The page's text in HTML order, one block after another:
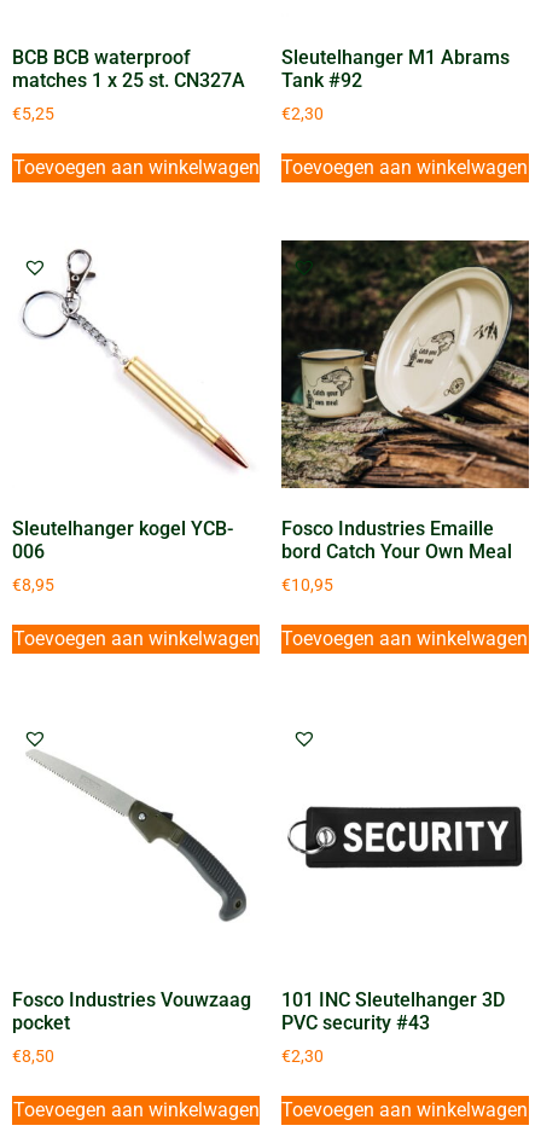
BCB BCB waterproof
matches 1 x 25 st. CN327A
€5,25
Toevoegen aan winkelwagen
Sleutelhanger M1 Abrams
Tank #92
€2,30
Toevoegen aan winkelwagen
Sleutelhanger kogel YCB-
006
€8,95
Toevoegen aan winkelwagen
Fosco Industries Emaille
bord Catch Your Own Meal
€10,95
Toevoegen aan winkelwagen
Fosco Industries Vouwzaag
pocket
€8,50
Toevoegen aan winkelwagen
101 INC Sleutelhanger 3D
PVC security #43
€2,30
Toevoegen aan winkelwagen